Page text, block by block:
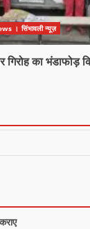
। सिंभावली न्यूज़
गिरोह का भंडाफोड़